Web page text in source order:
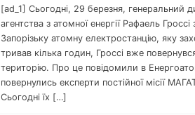
[ad_1] Сьогодні, 29 березня, генеральний
агентства з атомної енергії Рафаель Гроссі
Запорізьку атомну електростанцію, яку
тривав кілька годин, Гроссі вже
територію. Про це повідомили в
повернулись експерти постійної місії
Сьогодні їх […]